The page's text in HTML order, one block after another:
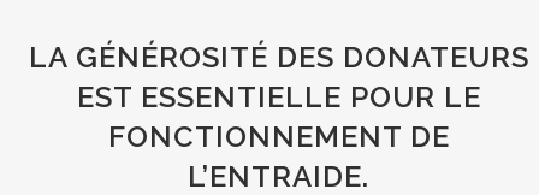
LA GÉNÉROSITÉ DES DONATEURS
EST ESSENTIELLE POUR LE
FONCTIONNEMENT DE
L’ENTRAIDE.